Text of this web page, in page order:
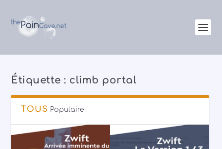
Étiquette : climb portal
TOUS Populaire